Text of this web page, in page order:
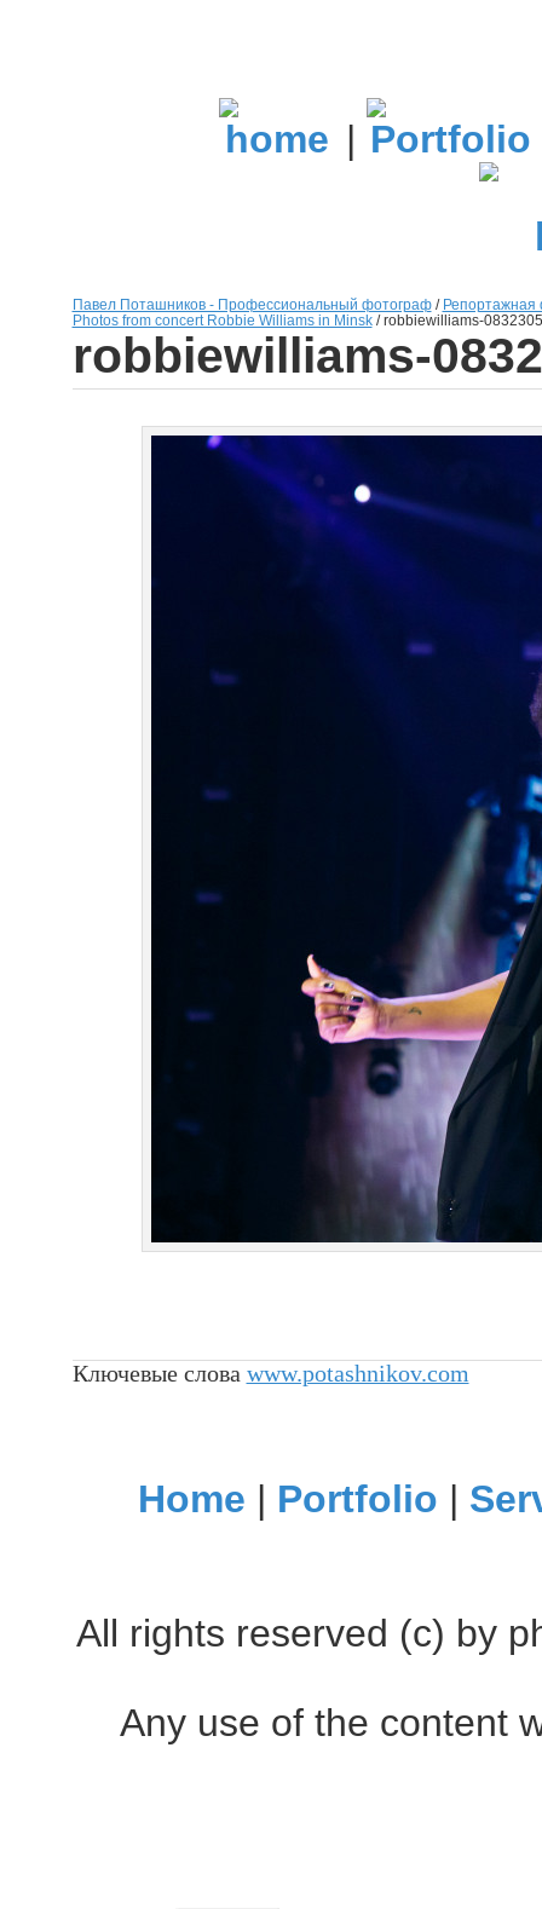
|
Павел Поташников - Профессиональный фотограф/ Репортажная
Photos from concert Robbie Williams in Minsk/robbiewilliams-
robbiewilliams-
Ключевые слова www.potashnikov.com
Home | Portfolio |
All rights reserved (c) by
Any use of the content